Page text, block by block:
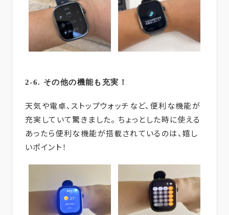
2-6. その他の機能も充実！
天気や電卓、ストップウォッチなど、便利な機能が
充実していて驚きました。 ちょっとした時に使える
あったら便利な機能が搭載されているのは、嬉し
いポイント！